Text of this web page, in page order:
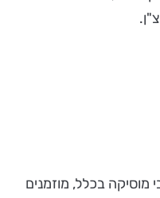
מוסיקה בכלל, מוזמנים